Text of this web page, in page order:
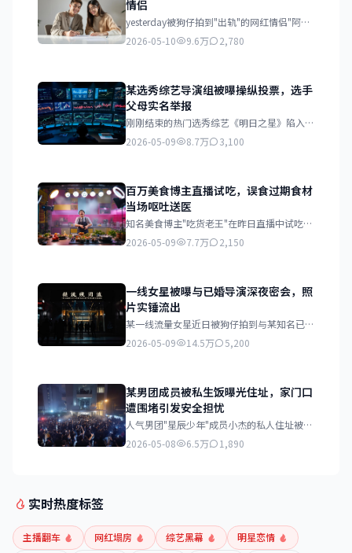
情侣
yesterday被狗仔拍到"出轨"的网红情侣"阿强
与小美"今日发布联合声明，承认两人从始至
终都是合约情侣关系，所有甜蜜互动均为剧本
2026-05-10 9.6万 2,780
某选秀综艺导演组被曝操纵投票，选手
父母实名举报
刚刚结束的热门选秀综艺《明日之星》陷入投
票造假风波。三名被淘汰选手的父母联合向广
电总局实名举报，称导演组存在严重操纵投票
2026-05-09 8.7万 3,100
百万美食博主直播试吃，误食过期食材
当场呕吐送医
知名美食博主"吃货老王"在昨日直播中试吃某
品牌速食产品，食用后因食材过期导致急性肠
胃炎发作，当场呕吐不止，直播被迫中断并紧
2026-05-09 7.7万 2,150
一线女星被曝与已婚导演深夜密会，照
片实锤流出
某一线流量女星近日被狗仔拍到与某知名已婚
导演深夜在酒店密会长达三小时，多张亲密照
片在网络流传，引发轩然大波。
2026-05-09 14.5万 5,200
某男团成员被私生饭曝光住址，家门口
遭围堵引发安全担忧
人气男团"星辰少年"成员小杰的私人住址被私
生饭曝光，近日其家门口每天聚集数十名粉
丝，严重影响居民正常生活和该成员的人身安
2026-05-08 6.5万 1,890
实时热度标签
主播翻车 网红塌房 综艺黑幕
明星恋情